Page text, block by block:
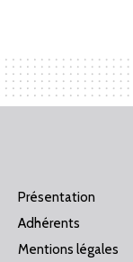
Présentation
Adhérents
Mentions légales